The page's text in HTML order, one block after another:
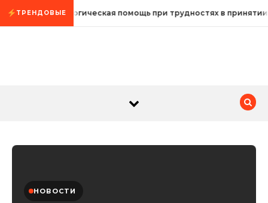
Промотать к содержимому
ТРЕНДОВЫЕ
Психологическая помощь при трудностях в
НОВОСТИ